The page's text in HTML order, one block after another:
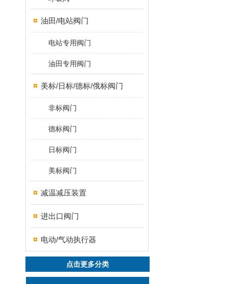
油田/电站阀门
电站专用阀门
油田专用阀门
美标/日标/德标/俄标阀门
非标阀门
德标阀门
日标阀门
美标阀门
减温减压装置
进出口阀门
电动/气动执行器
点击更多分类